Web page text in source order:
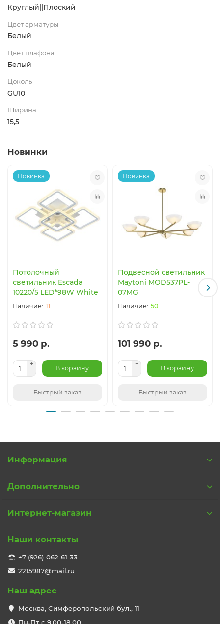
Круглый||Плоский
Цвет арматуры
Белый
Цвет плафона
Белый
Цоколь
GU10
Ширина
15,5
Новинки
Новинка
Потолочный
светильник Escada
10220/5 LED*98W White
11
5 990 р.
В корзину
Быстрый заказ
Новинка
Подвесной светильник
Maytoni MOD537PL-
07MG
50
101 990 р.
В корзину
Быстрый заказ
Информация
Дополнительно
Интернет-магазин
Наши контакты
+7 (926) 062-61-33
2215987@mail.ru
Наш адрес
Москва, Симферопольский бул., 11
Пн-Пт с 9,00-18,00